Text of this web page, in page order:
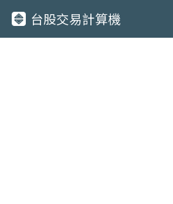
台股交易計算機